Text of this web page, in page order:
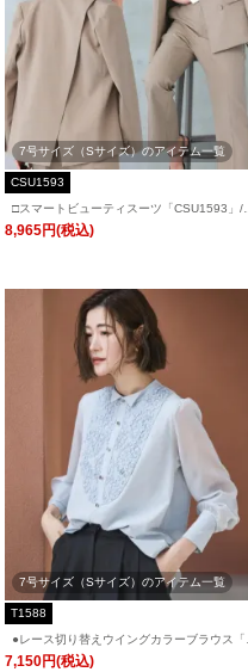
7号サイズ（Sサイズ）のアイテム一覧
CSU1593
□スマートビューティスーツ「CSU1593」/
学校行事・通勤・ビジネス・オフィスシーン
8,965円(税込)
7号サイズ（Sサイズ）のアイテム一覧
T1588
●レース切り替えウイングカラーブラウス「T
1588」/ 学校行事・通勤・ビジネス・オフィ
7,150円(税込)